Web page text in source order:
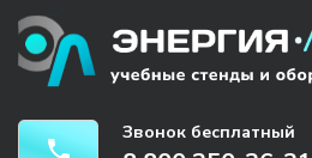
Звонок бесплатный